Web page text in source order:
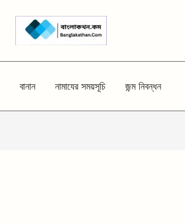
বানান নামাযের সময়সূচি জন্ম নিবন্ধন